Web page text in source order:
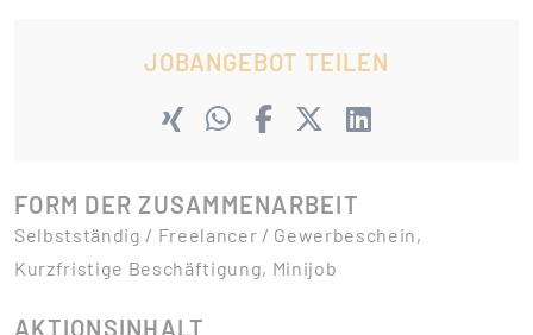
JOBANGEBOT TEILEN
FORM DER ZUSAMMENARBEIT
Selbstständig / Freelancer / Gewerbeschein,
Kurzfristige Beschäftigung, Minijob
AKTIONSINHALT